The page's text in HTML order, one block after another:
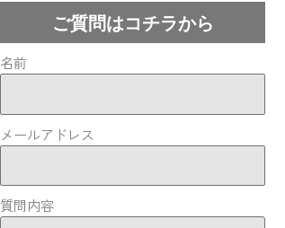
ご質問はコチラから
名前
メールアドレス
質問内容